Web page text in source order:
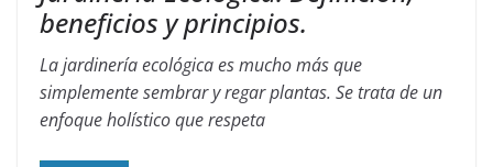
beneficios y principios.
La jardinería ecológica es mucho más que
simplemente sembrar y regar plantas. Se trata de un
enfoque holístico que respeta